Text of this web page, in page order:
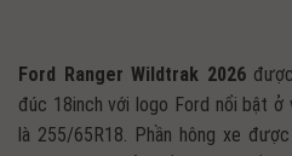
Ford Ranger Wildtrak 2026được
đúc 18inch với logo Ford nổi bật
là 255/65R18. Phần hông xe